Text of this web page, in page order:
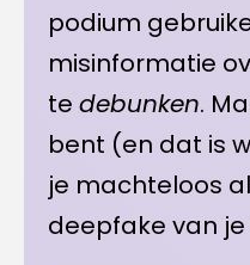
podium
misinformatie
te debunken.
bent (en dat is
je machteloos
deepfake van